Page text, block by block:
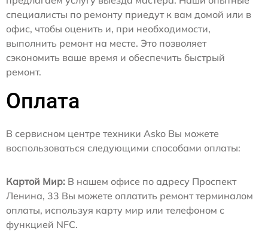
специалисты по ремонту приедут к вам домой или в
офис, чтобы оценить и, при необходимости,
выполнить ремонт на месте. Это позволяет
сэкономить ваше время и обеспечить быстрый
ремонт.
Оплата
В сервисном центре техники Asko Вы можете
воспользоваться следующими способами оплаты:
Картой Мир: В нашем офисе по адресу Проспект
Ленина, 33 Вы можете оплатить ремонт терминалом
оплаты, используя карту мир или телефоном с
функцией NFC.